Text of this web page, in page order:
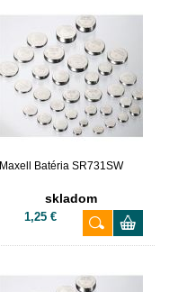
Maxell Batéria SR731SW
skladom
1,25 €